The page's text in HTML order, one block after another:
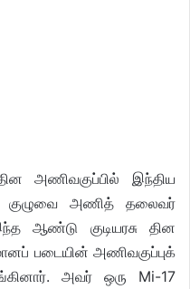
அணிவகுப்பில் இந்திய
குழுவை அணித் தலைவர்
ஆண்டு குடியரசு தின
படையின் அணிவகுப்புக்
அவர் ஒரு Mi-17